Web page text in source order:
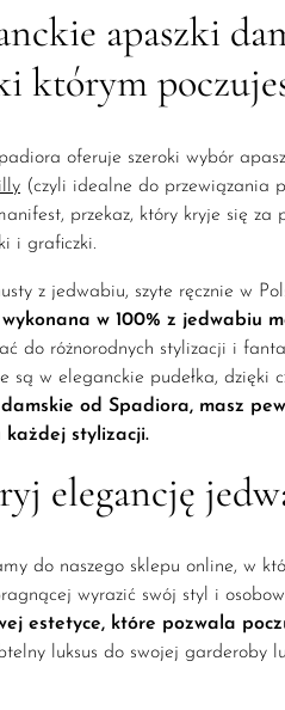
apaszki
którym
oferuje szeroki wybór
(czyli idealne do przewiązania
przekaz, który kryje się za
i graficzki.
z jedwabiu, szyte ręcznie w
wykonana w 100% z jedwabiu
do różnorodnych stylizacji i
są w eleganckie pudełka,
od Spadiora, masz
każdej stylizacji.
elegancję
do naszego sklepu online, w
wyrazić swój styl i
estetyce, które pozwala
luksus do swojej garderoby